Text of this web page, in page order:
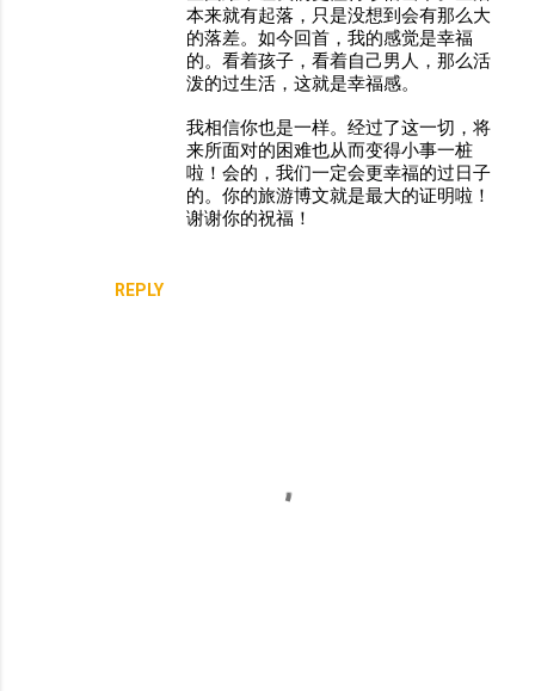
REPLY
本来就有起落，只是没想到会有那么大
的落差。如今回首，我的感觉是幸福
的。看着孩子，看着自己男人，那么活
泼的过生活，这就是幸福感。
我相信你也是一样。经过了这一切，将
来所面对的困难也从而变得小事一桩
啦！会的，我们一定会更幸福的过日子
的。你的旅游博文就是最大的证明啦！
谢谢你的祝福！